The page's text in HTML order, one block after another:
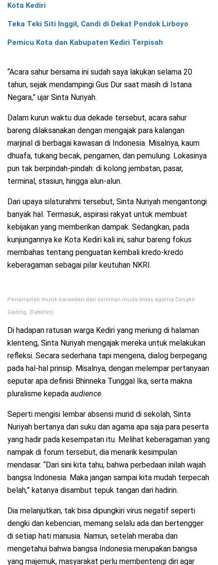
Kota Kediri
Teka Teki Siti Inggil, Candi di Dekat Pondok Lirboyo
Pemicu Kota dan Kabupaten Kediri Terpisah
“Acara sahur bersama ini sudah saya lakukan selama 20
tahun, sejak mendampingi Gus Dur saat masih di Istana
Negara,” ujar Sinta Nuriyah.
Dalam kurun waktu dua dekade tersebut, acara sahur
bareng dilaksanakan dengan mengajak para kalangan
marjinal di berbagai kawasan di Indonesia. Misalnya, kaum
dhuafa, tukang becak, pengamen, dan pemulung. Lokasinya
pun tak berpindah-pindah: di kolong jembatan, pasar,
terminal, stasiun, hingga alun-alun.
Dari upaya silaturahmi tersebut, Sinta Nuriyah mengantongi
banyak hal. Termasuk, aspirasi rakyat untuk membuat
kebijakan yang memberikan dampak. Sedangkan, pada
kunjungannya ke Kota Kediri kali ini, sahur bareng fokus
membahas tentang penguatan kembali kredo-kredo
keberagaman sebagai pilar keutuhan NKRI.
Penampilan musik karawitan dari seniman muda lintas agama Cengkir
Gading. (Fatikhin)
Di hadapan ratusan warga Kediri yang meriung di halaman
klenteng, Sinta Nuriyah mengajak mereka untuk melakukan
refleksi. Secara sederhana tapi mengena, dialog berpegang
pada hal-hal prinsip. Misalnya, dengan melempar pertanyaan
seputar apa definisi Bhinneka Tunggal Ika, serta makna
pluralisme kepada audience.
Seperti mengisi lembar absensi murid di sekolah, Sinta
Nuriyah bertanya dari suku dan agama apa saja para peserta
yang hadir pada kesempatan itu. Melihat keberagaman yang
nampak di forum tersebut, dia menarik kesimpulan
mendasar. “Dari sini kita tahu, bahwa perbedaan inilah wajah
bangsa Indonesia. Maka jangan sampai kita mudah terpecah
belah,” katanya disambut tepuk tangan dari hadirin.
Dia melanjutkan, tak bisa dipungkiri virus negatif seperti
dengki dan kebencian, memang selalu ada dan bertengger
di setiap hati manusia. Namun, setelah meraba dan
mengetahui bahwa bangsa Indonesia merupakan bangsa
yang majemuk, masyarakat perlu membentengi diri agar